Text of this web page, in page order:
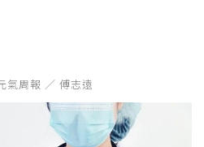
氣周報 ／ 傅志遠